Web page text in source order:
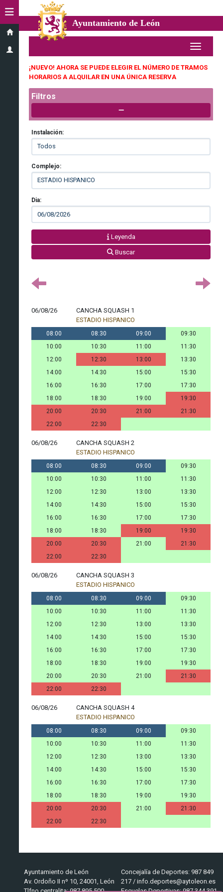
Ayuntamiento de León
¡NUEVO! AHORA SE PUEDE ELEGIR EL NÚMERO DE TRAMOS
HORARIOS A ALQUILAR EN UNA ÚNICA RESERVA
Filtros
Instalación:
Complejo:
Dia:
Leyenda
Buscar
06/08/26
CANCHA SQUASH 1
ESTADIO HISPANICO
08:00 08:30 09:00
09:30
10:00
10:30 11:00
11:30
12:00
12:30 13:00
13:30
14:00
14:30 15:00
15:30
16:00
16:30 17:00
17:30
18:00
18:30 19:00
19:30
20:00
20:30 21:00
21:30
22:00
22:30
06/08/26
CANCHA SQUASH 2
ESTADIO HISPANICO
08:00 08:30 09:00
09:30
10:00
10:30 11:00
11:30
12:00
12:30 13:00
13:30
14:00
14:30 15:00
15:30
16:00
16:30 17:00
17:30
18:00
18:30 19:00
19:30
20:00
20:30 21:00
21:30
22:00
22:30
06/08/26
CANCHA SQUASH 3
ESTADIO HISPANICO
08:00 08:30 09:00
09:30
10:00
10:30 11:00
11:30
12:00
12:30 13:00
13:30
14:00
14:30 15:00
15:30
16:00
16:30 17:00
17:30
18:00
18:30 19:00
19:30
20:00
20:30 21:00
21:30
22:00
22:30
06/08/26
CANCHA SQUASH 4
ESTADIO HISPANICO
08:00 08:30 09:00
09:30
10:00
10:30 11:00
11:30
12:00
12:30 13:00
13:30
14:00
14:30 15:00
15:30
16:00
16:30 17:00
17:30
18:00
18:30 19:00
19:30
20:00
20:30 21:00
21:30
22:00
22:30
Ayuntamiento de León
Av. Ordoño II nº 10, 24001, León
Concejalía de Deportes: 987 849
217 / info.deportes@aytoleon.es